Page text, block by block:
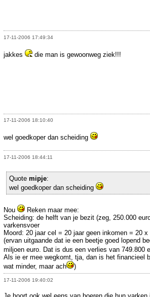
17-11-2006 17:49:34
jakkes die man is gewoonweg ziek!!!
17-11-2006 18:10:40
wel goedkoper dan scheiding
17-11-2006 18:44:11
Quote mipje:
wel goedkoper dan scheiding
Nou
Reken maar mee:
Scheiding: de helft van je bezit (zeg, 250.000
varkensvoer
Moord: 20 jaar cel = 20 jaar geen inkomen = 20 x
(ervan uitgaande dat ie een beetje goed lopend
miljoen euro. Dat is dus een verlies van 749.800
Als ie er mee wegkomt, tja, dan is het financieel
wat minder, maar ach
)
17-11-2006 19:40:02